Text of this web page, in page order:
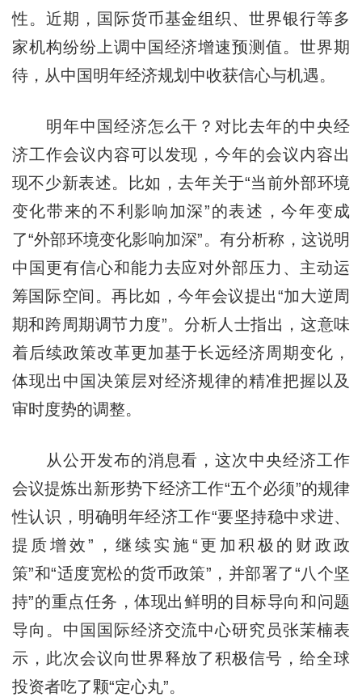
性。近期，国际货币基金组织、世界银行等多
家机构纷纷上调中国经济增速预测值。世界期
待，从中国明年经济规划中收获信心与机遇。
明年中国经济怎么干？对比去年的中央经
济工作会议内容可以发现，今年的会议内容出
现不少新表述。比如，去年关于“当前外部环境
变化带来的不利影响加深”的表述，今年变成
了“外部环境变化影响加深”。有分析称，这说明
中国更有信心和能力去应对外部压力、主动运
筹国际空间。再比如，今年会议提出“加大逆周
期和跨周期调节力度”。分析人士指出，这意味
着后续政策改革更加基于长远经济周期变化，
体现出中国决策层对经济规律的精准把握以及
审时度势的调整。
从公开发布的消息看，这次中央经济工作
会议提炼出新形势下经济工作“五个必须”的规律
性认识，明确明年经济工作“要坚持稳中求进、
提质增效”，继续实施“更加积极的财政政
策”和“适度宽松的货币政策”，并部署了“八个坚
持”的重点任务，体现出鲜明的目标导向和问题
导向。中国国际经济交流中心研究员张茉楠表
示，此次会议向世界释放了积极信号，给全球
投资者吃了颗“定心丸”。